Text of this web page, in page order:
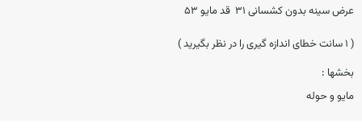
عرض سینه بدون کشسانی ۳۱ قد مایو ۵۳
( ۱ سانت خطای اندازه گیری را در نظر بگیرید )
بخشها :
مایو و حوله